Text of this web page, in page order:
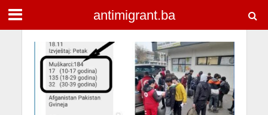
antimigrant.ba